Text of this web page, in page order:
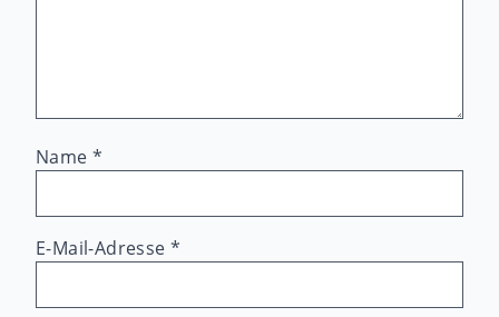
Name *
E-Mail-Adresse*